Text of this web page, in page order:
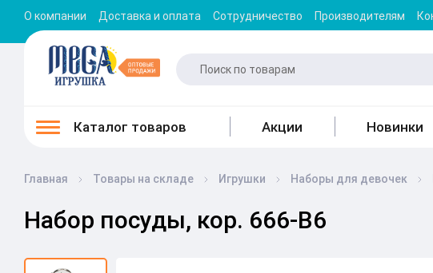
О компании Доставка и оплата Сотрудничество Производителям
Каталог товаров Акции Новинки
Главная Товары на складе Игрушки Наборы для девочек
Набор посуды, кор. 666-B6